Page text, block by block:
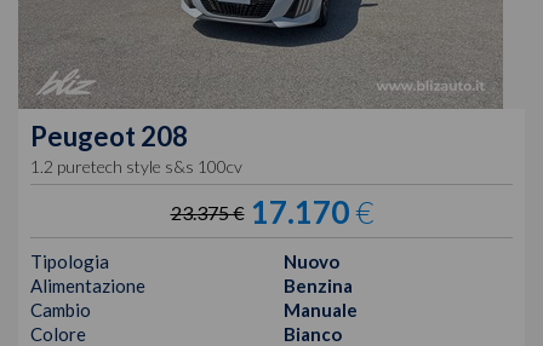
Peugeot 208
1.2 puretech style s&s 100cv
23.375 € 17.170€
Tipologia
Nuovo
Alimentazione
Benzina
Cambio
Manuale
Colore
Bianco